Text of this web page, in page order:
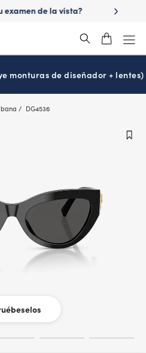
examen de la vista?
Disfruta -
monturas de diseñador + lentes)
DG4536